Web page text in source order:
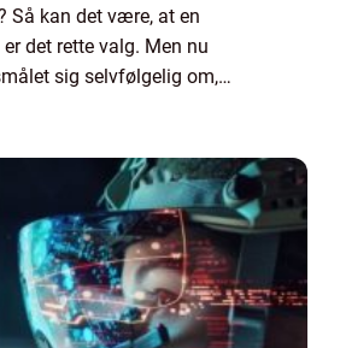
Så kan det være, at en
det rette valg. Men nu
sig selvfølgelig om,